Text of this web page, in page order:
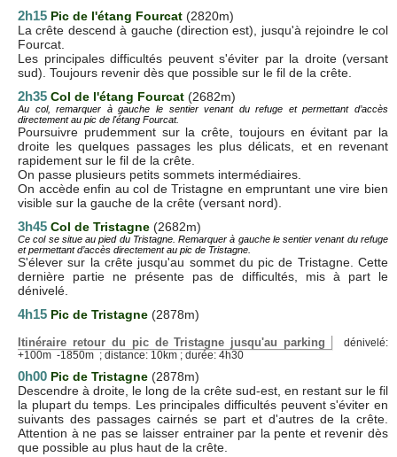
2h15 Pic de l'étang Fourcat (2820m)
La crête descend à gauche (direction est), jusqu'à rejoindre le col
Fourcat.
Les principales difficultés peuvent s'éviter par la droite (versant
sud). Toujours revenir dès que possible sur le fil de la crête.
2h35 Col de l'étang Fourcat (2682m)
Au col, remarquer à gauche le sentier venant du refuge et permettant d’accès
directement au pic de l'étang Fourcat.
Poursuivre prudemment sur la crête, toujours en évitant par la
droite les quelques passages les plus délicats, et en revenant
rapidement sur le fil de la crête.
On passe plusieurs petits sommets intermédiaires.
On accède enfin au col de Tristagne en empruntant une vire bien
visible sur la gauche de la crête (versant nord).
3h45 Col de Tristagne (2682m)
Ce col se situe au pied du Tristagne. Remarquer à gauche le sentier venant du refuge
et permettant d’accès directement au pic de Tristagne.
S'élever sur la crête jusqu'au sommet du pic de Tristagne. Cette
dernière partie ne présente pas de difficultés, mis à part le
dénivelé.
4h15 Pic de Tristagne (2878m)
Itinéraire retour du pic de Tristagne jusqu'au parking
dénivelé:
+100m -1850m ; distance: 10km ; durée: 4h30
0h00 Pic de Tristagne (2878m)
Descendre à droite, le long de la crête sud-est, en restant sur le fil
la plupart du temps. Les principales difficultés peuvent s'éviter en
suivants des passages cairnés se part et d'autres de la crête.
Attention à ne pas se laisser entrainer par la pente et revenir dès
que possible au plus haut de la crête.